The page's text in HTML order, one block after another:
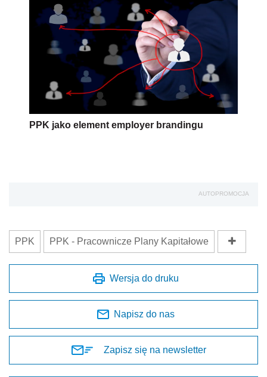
PPK jako element employer brandingu
AUTOPROMOCJA
PPK PPK - Pracownicze Plany Kapitałowe
Wersja do druku
Napisz do nas
Zapisz się na newsletter